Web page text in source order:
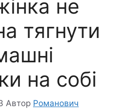
не
тягнути
на собі
Автор Романович